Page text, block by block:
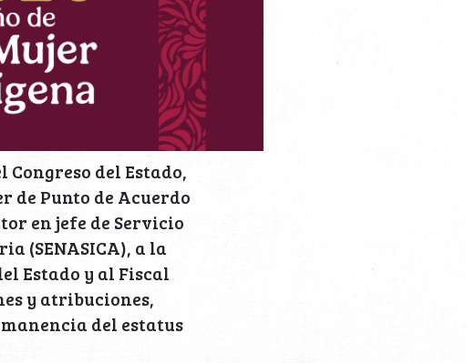
del Estado,
de Punto de Acuerdo
en jefe de Servicio
(SENASICA), a la
Estado y al Fiscal
y atribuciones,
del estatus